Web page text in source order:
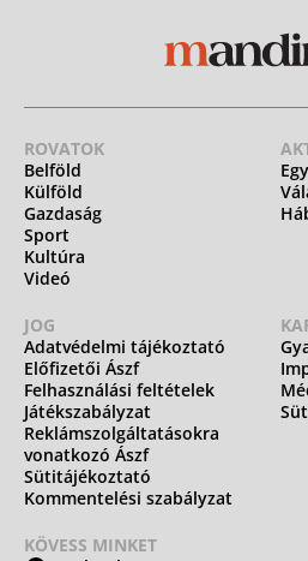
ROVATOK
Belföld
Külföld
Gazdaság
Sport
Kultúra
Videó
JOG
Adatvédelmi tájékoztató
Előfizetői Ászf
Felhasználási feltételek
Játékszabályzat
Reklámszolgáltatásokra
vonatkozó Ászf
Sütitájékoztató
Kommentelési szabályzat
KÖVESS MINKET